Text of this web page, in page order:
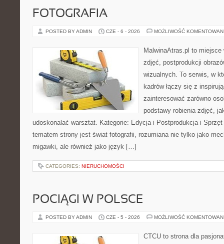
FOTOGRAFIA
POSTED BY ADMIN CZE - 6 - 2026 MOŻLIWOŚĆ
MalwinaAtras.pl to
zdjęć, postprodukcji
wizualnych. To serwis, w
kadrów łączy się z
zainteresować zarówno
podstawy robienia zdjęć,
udoskonalać warsztat. Kategorie: Edycja i Postprodukcja i Sprzęt
tematem strony jest świat fotografii, rozumiana nie tylko jako
migawki, ale również jako język […]
CATEGORIES: NIERUCHOMOŚCI
POCIĄGI W POLSCE
POSTED BY ADMIN CZE - 5 - 2026 MOŻLIWOŚĆ
CTCU to strona dla